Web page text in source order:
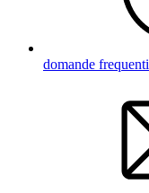
domande frequenti